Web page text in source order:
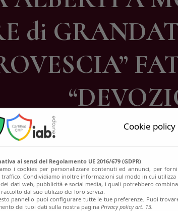
di
Contatti
Cookie policy
ai sensi del Regolamento UE 2016/679 (GDPR)
i cookies per personalizzare contenuti ed annunci, per
Condividiamo inoltre informazioni sul modo in cui
dati web, pubblicità e social media, i quali potrebbero
dal suo utilizzo dei loro servizi.
pannello puoi configurare tutte le tue preferenze. Puoi
dei tuoi dati sulla nostra pagina Privacy policy art. 13.